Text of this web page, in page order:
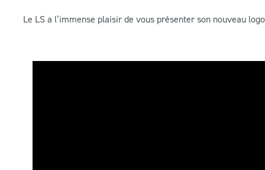
Le LS a l’immense plaisir de vous présenter son nouveau